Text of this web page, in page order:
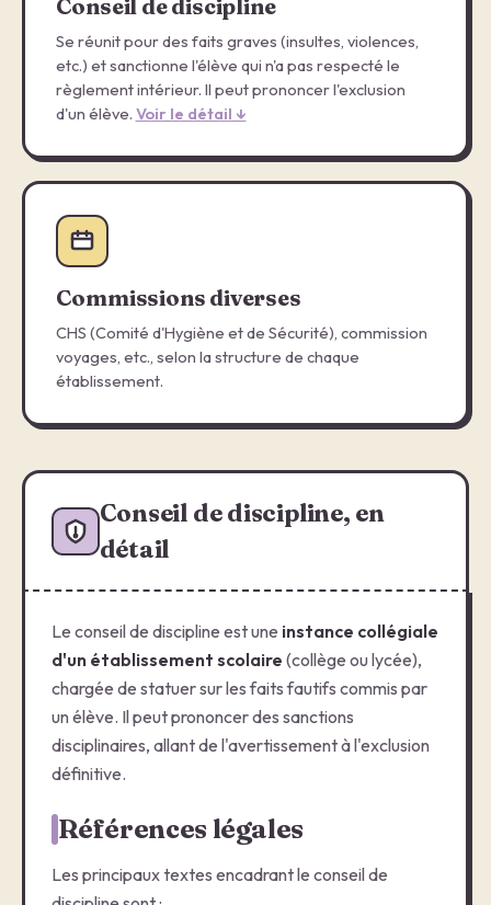
Conseil de discipline
Se réunit pour des faits graves (insultes, violences,
etc.) et sanctionne l'élève qui n'a pas respecté le
règlement intérieur. Il peut prononcer l'exclusion
d'un élève. Voir le détail ↓
Commissions diverses
CHS (Comité d'Hygiène et de Sécurité), commission
voyages, etc., selon la structure de chaque
établissement.
Conseil de discipline, en
détail
Le conseil de discipline est une instance collégiale
d'un établissement scolaire (collège ou lycée),
chargée de statuer sur les faits fautifs commis par
un élève. Il peut prononcer des sanctions
disciplinaires, allant de l'avertissement à l'exclusion
définitive.
Références légales
Les principaux textes encadrant le conseil de